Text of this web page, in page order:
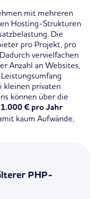
mit mehreren
Hosting-Strukturen
Die
pro Projekt, pro
vervielfachen
Anzahl an Websites,
kleinen privaten
können über die
€ pro Jahr
kaum Aufwände,
PHP-